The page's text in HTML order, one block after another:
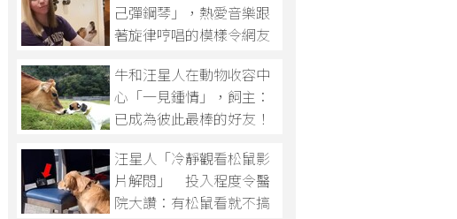
己彈鋼琴」，熱愛音樂跟
著旋律哼唱的模樣令網友
牛和汪星人在動物收容中
心「一見鍾情」，飼主：
已成為彼此最棒的好友！
汪星人「冷靜觀看松鼠影
片解悶」 投入程度令醫
院大讚：有松鼠看就不搞